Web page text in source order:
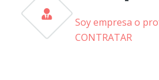
Soy empresa o
CONTRATAR